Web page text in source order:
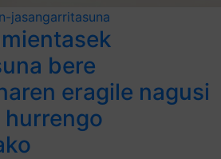
jasangarritasuna
bere
eragile nagusi